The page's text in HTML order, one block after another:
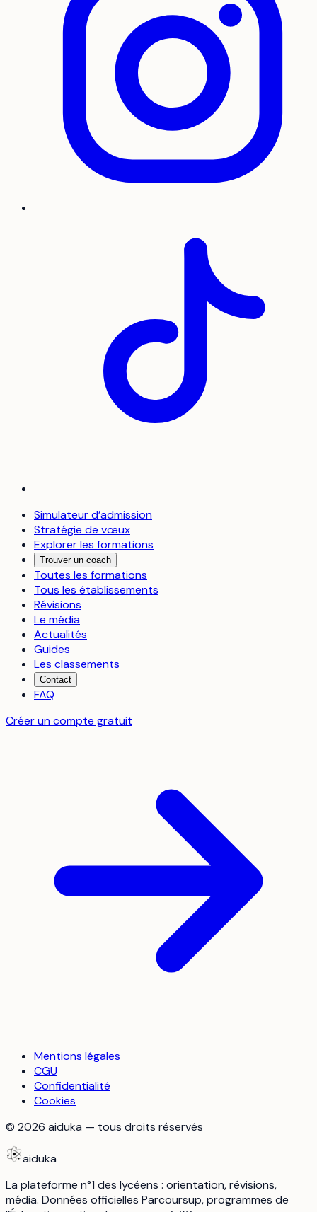
Simulateur d’admission
Stratégie de vœux
Explorer les formations
Trouver un coach
Toutes les formations
Tous les établissements
Révisions
Le média
Actualités
Guides
Les classements
Contact
FAQ
Créer un compte gratuit
Mentions légales
CGU
Confidentialité
Cookies
© 2026 aiduka — tous droits réservés
aiduka
La plateforme n°1 des lycéens : orientation, révisions,
média. Données officielles Parcoursup, programmes de